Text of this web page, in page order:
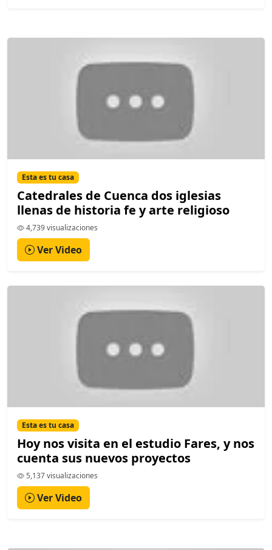
Esta es tu casa
Catedrales de Cuenca dos iglesias
llenas de historia fe y arte religioso
4,739 visualizaciones
Ver Video
Esta es tu casa
Hoy nos visita en el estudio Fares, y nos
cuenta sus nuevos proyectos
5,137 visualizaciones
Ver Video